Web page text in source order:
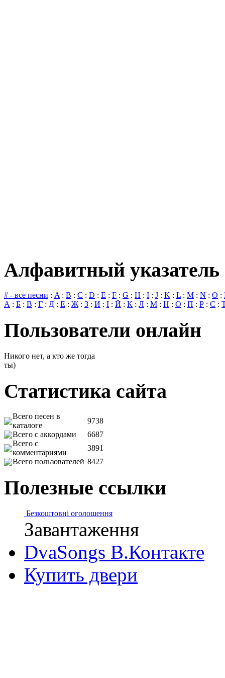
Алфавитный указатель
# - все песни : A: B : C : D : E : F : G : H : I : J : K : L : M : N : O :
А : Б : В : Г : Д : Е : Ж: З : И : І : Й : К : Л : М : Н : О : П : Р : С :
Пользователи онлайн
Никого нет, а кто же тогда
ты)
Статистика сайта
Всего песен в
каталоге
9738
Всего с аккордами
6687
Всего с
комментариями
3891
Всего пользователей 8427
Полезные ссылки
Безкоштовні оголошення
Завантаження
DvaSongs В.Контакте
Купить двери